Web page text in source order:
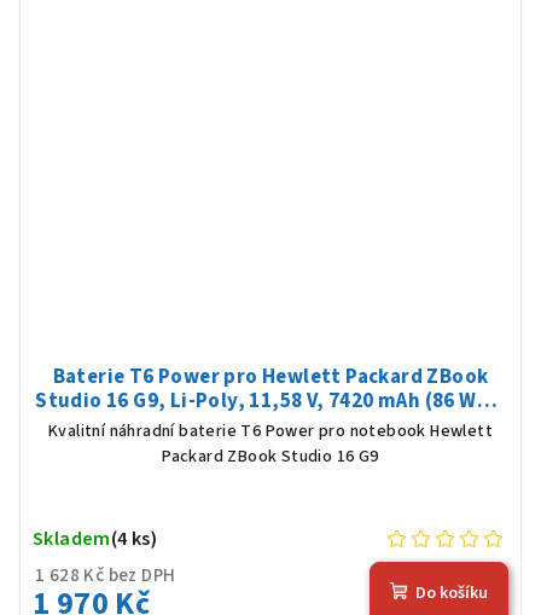
Baterie T6 Power pro Hewlett Packard ZBook
Studio 16 G9, Li-Poly, 11,58 V, 7420 mAh (86 Wh),
černá
Kvalitní náhradní baterie T6 Power pro notebook Hewlett
Packard ZBook Studio 16 G9
1 628 Kč bez DPH
1 970 Kč
Skladem(4 ks)
Do košíku